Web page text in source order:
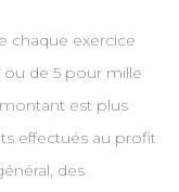
chaque exercice
de 5 pour mille
est plus
effectués au profit
des